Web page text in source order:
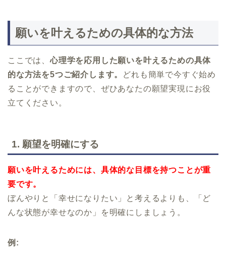
願いを叶えるための具体的な方法
ここでは、心理学を応用した願いを叶えるための具体
的な方法を5つご紹介します。
どれも簡単で今すぐ始め
ることができますので、ぜひあなたの願望実現にお役
立てください。
1. 願望を明確にする
願いを叶えるためには、具体的な目標を持つことが重
要です。
ぼんやりと「幸せになりたい」と考えるよりも、「ど
んな状態が幸せなのか」を明確にしましょう。
例: